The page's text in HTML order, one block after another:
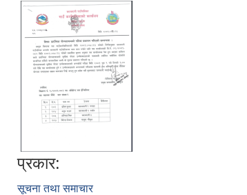
प्रकार:
सूचना तथा समाचार